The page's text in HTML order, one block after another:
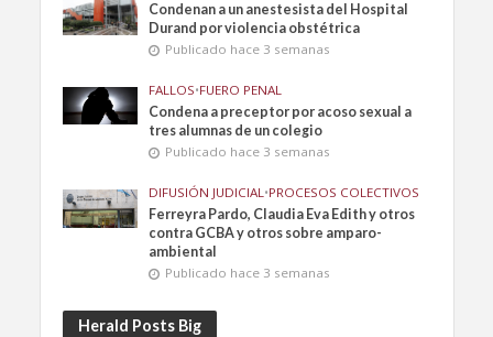
Condenan a un anestesista del Hospital
Durand por violencia obstétrica
Publicado hace 3 semanas
FALLOS•FUERO PENAL
Condena a preceptor por acoso sexual a
tres alumnas de un colegio
Publicado hace 3 semanas
DIFUSIÓN JUDICIAL•PROCESOS COLECTIVOS
Ferreyra Pardo, Claudia Eva Edith y otros
contra GCBA y otros sobre amparo-
ambiental
Publicado hace 3 semanas
Herald Posts Big